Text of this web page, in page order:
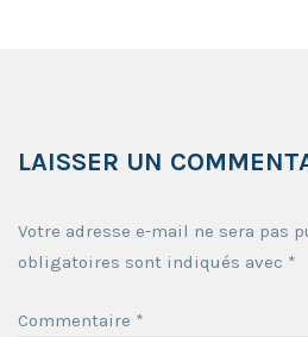
LAISSER UN
Votre adresse e-mail ne sera pas
obligatoires sont indiqués avec *
Commentaire *